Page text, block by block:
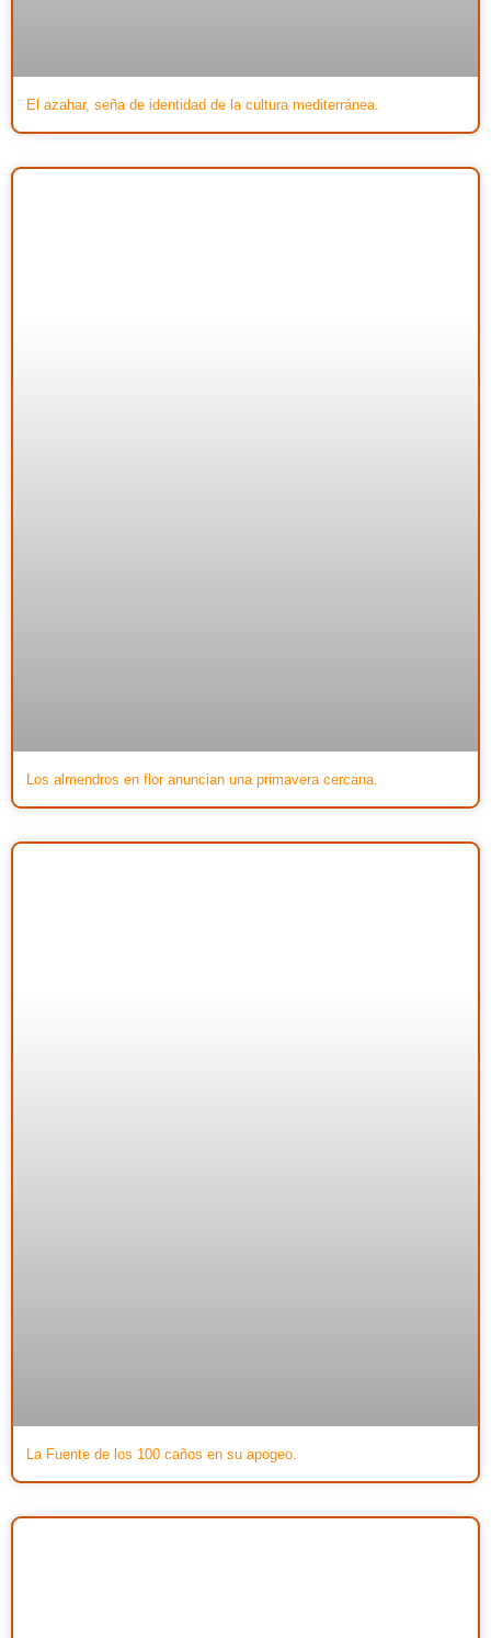
El azahar, seña de identidad de la cultura mediterránea.
Los almendros en flor anuncian una primavera cercana.
La Fuente de los 100 caños en su apogeo.